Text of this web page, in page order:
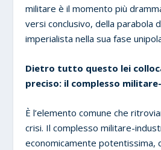
militare è il momento più
versi conclusivo, della parabola
imperialista nella sua fase
Dietro tutto questo lei
preciso: il complesso
È l’elemento comune che
crisi. Il complesso militare-
economicamente potentissima,